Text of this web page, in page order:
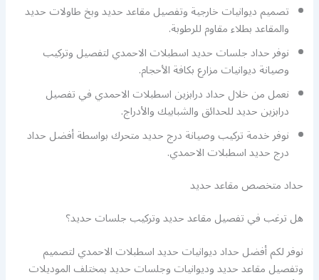
تصميم ديوانيات خارجية وتفصيل مقاعد حديد وبخ طاولات حديد
والمقاعد بطلاء مقاوم للرطوبة.
نوفر حداد جلسات حديد اسطبلات الاحمدي لتفصيل وتركيب
وصيانة ديوانيات مزارع بكافة الأحجام.
نعمل من خلال حداد درابزين اسطبلات الاحمدي في تفصيل
درابزين حديد للحدائق والشبابيك والأدراج.
نوفر خدمة تركيب وصيانة درج حديد متحرك بواسطة أفضل حداد
درج حديد اسطبلات الاحمدي.
حداد متخصص مقاعد حديد
هل ترغب في تفصيل مقاعد حديد وتركيب جلسات حديد؟
نوفر لكم أفضل حداد ديوانيات حديد اسطبلات الاحمدي لتصميم
وتفصيل مقاعد حديد وديوانيات وجلسات حديد بمختلف الموديلات